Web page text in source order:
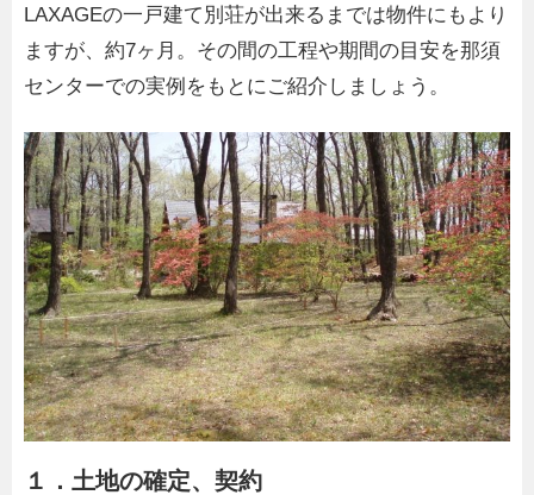
LAXAGEの一戸建て別荘が出来るまでは物件にもより
ますが、約7ヶ月。その間の工程や期間の目安を那須
センターでの実例をもとにご紹介しましょう。
１．土地の確定、契約